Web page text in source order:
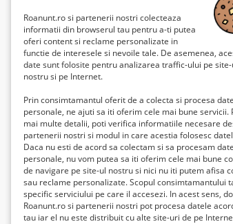
Numai articole cu imagine
Căutare
Abonați-vă la această căutare
Curățați câmpurile
Roanunt.ro si partenerii nostri colecteaza
informatii din browserul tau pentru a-ti putea
oferi content si reclame personalizate in
functie de interesele si nevoile tale. De asemenea,
date sunt folosite pentru analizarea traffic-ului pe site-
nostru si pe Internet.
Prin consimtamantul oferit de a colecta si procesa
personale, ne ajuti sa iti oferim cele mai bune servicii.
mai multe detalii, poti verifica informatiile necesare
partenerii nostri si modul in care acestia folosesc
Daca nu esti de acord sa colectam si sa procesam
personale, nu vom putea sa iti oferim cele mai bune
de navigare pe site-ul nostru si nici nu iti putem afisa
sau reclame personalizate. Scopul consimtamantului
specific serviciului pe care il accesezi. In acest sens,
Roanunt.ro si partenerii nostri pot procesa datele
tau iar el nu este distribuit cu alte site-uri de pe